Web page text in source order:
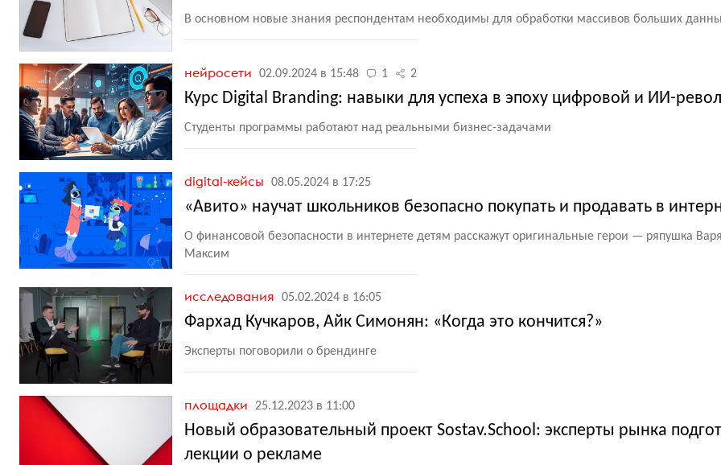
В основном новые знания респондентам необходимы для обработки массивов больших
нейросети 02.09.2024 в 15:48 1 2
Курс Digital Branding: навыки для успеха в эпоху цифровой и ИИ-
Студенты программы работают над реальными бизнес-задачами
digital-кейсы 08.05.2024 в 17:25
«Авито» научат школьников безопасно покупать и продавать в
О финансовой безопасности в интернете детям расскажут оригинальные герои — ряпушка
Максим
исследования 05.02.2024 в 16:05
Фархад Кучкаров, Айк Симонян: «Когда это кончится?»
Эксперты поговорили о брендинге
площадки 25.12.2023 в 11:00
Новый образовательный проект Sostav.School: эксперты рынка
лекции о рекламе